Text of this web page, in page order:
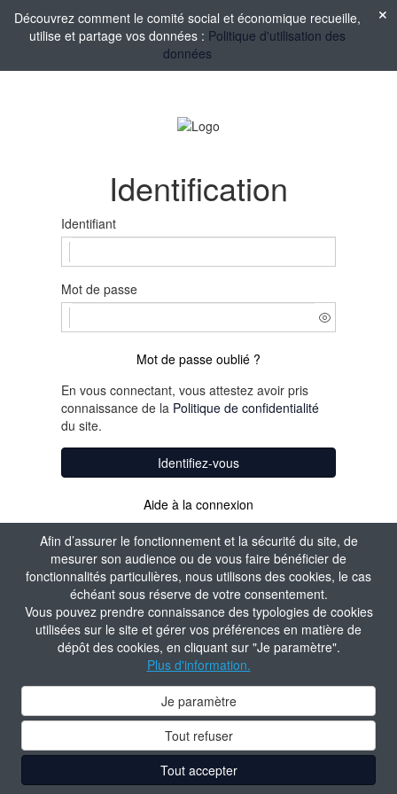
Afin d’assurer le fonctionnement et la sécurité du site, de
mesurer son audience ou de vous faire bénéficier de
fonctionnalités particulières, nous utilisons des cookies, le cas
échéant sous réserve de votre consentement.
Vous pouvez prendre connaissance des typologies de cookies
utilisées sur le site et gérer vos préférences en matière de
dépôt des cookies, en cliquant sur "Je paramètre".
Plus d'information.
Je paramètre
Tout refuser
Tout accepter
Découvrez comment le comité social et économique recueille,
utilise et partage vos données : Politique d'utilisation des
données
Identification
Identifiant
Mot de passe
Mot de passe oublié ?
En vous connectant, vous attestez avoir pris
connaissance de la Politique de confidentialité
du site.
Identifiez-vous
Aide à la connexion